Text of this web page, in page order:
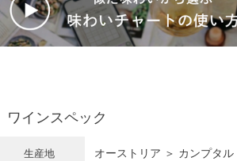
ワインスペック
生産地 オーストリア ＞ カンプタル